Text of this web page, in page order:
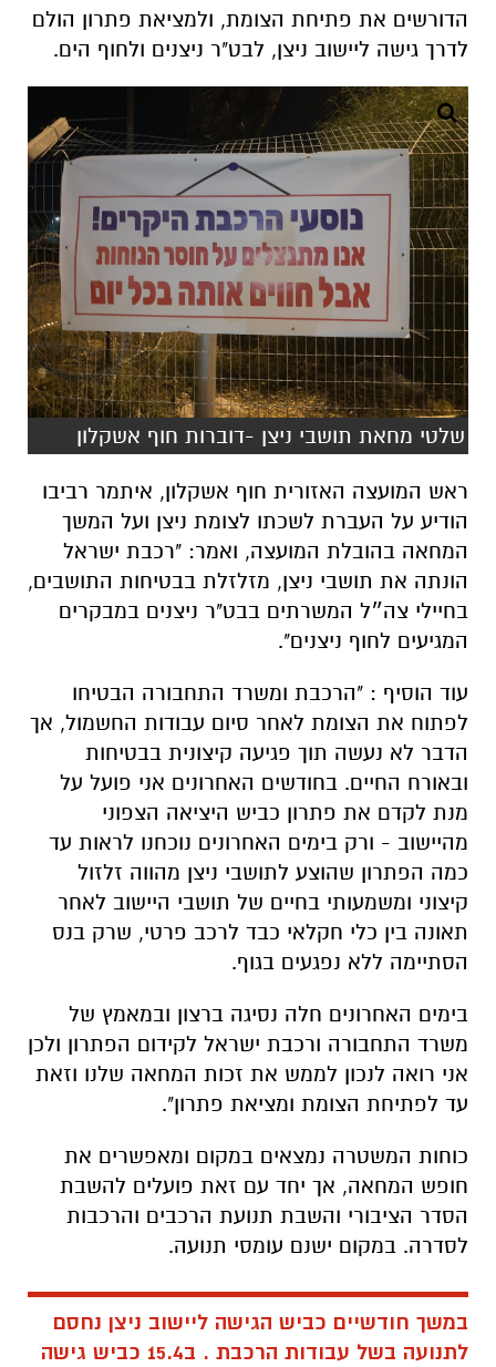
הדורשים את פתיחת הצומת, ולמציאת פתרון הולם
לדרך גישה ליישוב ניצן, לבט"ר ניצנים ולחוף הים.
שלטי מחאת תושבי ניצן -דוברות חוף אשקלון
ראש המועצה האזורית חוף אשקלון, איתמר רביבו
הודיע על העברת לשכתו לצומת ניצן ועל המשך
המחאה בהובלת המועצה, ואמר: "רכבת ישראל
הונתה את תושבי ניצן, מזלזלת בבטיחות התושבים,
בחיילי צה״ל המשרתים בבט"ר ניצנים במבקרים
המגיעים לחוף ניצנים".
עוד הוסיף : "הרכבת ומשרד התחבורה הבטיחו
לפתוח את הצומת לאחר סיום עבודות החשמול, אך
הדבר לא נעשה תוך פגיעה קיצונית בבטיחות
ובאורח החיים. בחודשים האחרונים אני פועל על
מנת לקדם את פתרון כביש היציאה הצפוני
מהיישוב - ורק בימים האחרונים נוכחנו לראות עד
כמה הפתרון שהוצע לתושבי ניצן מהווה זלזול
קיצוני ומשמעותי בחיים של תושבי היישוב לאחר
תאונה בין כלי חקלאי כבד לרכב פרטי, שרק בנס
הסתיימה ללא נפגעים בגוף.
בימים האחרונים חלה נסיגה ברצון ובמאמץ של
משרד התחבורה ורכבת ישראל לקידום הפתרון ולכן
אני רואה לנכון לממש את זכות המחאה שלנו וזאת
עד לפתיחת הצומת ומציאת פתרון".
כוחות המשטרה נמצאים במקום ומאפשרים את
חופש המחאה, אך יחד עם זאת פועלים להשבת
הסדר הציבורי והשבת תנועת הרכבים והרכבות
לסדרה. במקום ישנם עומסי תנועה.
במשך חודשיים כביש הגישה ליישוב ניצן נחסם
לתנועה בשל עבודות הרכבת . ב15.4 כביש גישה